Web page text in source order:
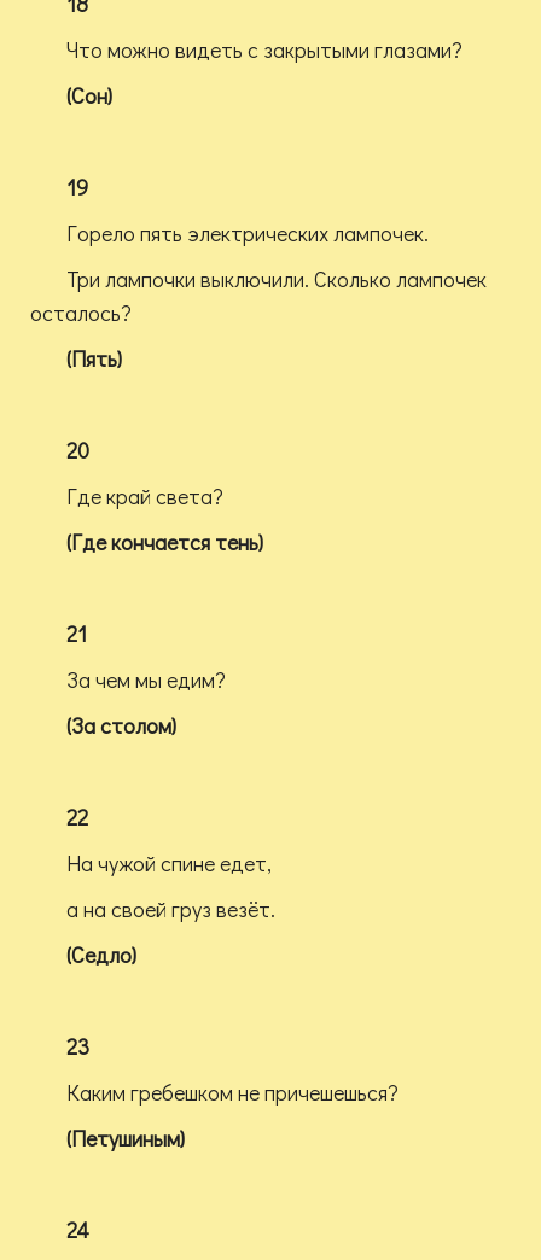
Что можно видеть с закрытыми глазами?
(Сон)
19
Горело пять электрических лампочек.
Три лампочки выключили. Сколько лампочек
осталось?
(Пять)
20
Где край света?
(Где кончается тень)
21
За чем мы едим?
(За столом)
22
На чужой спине едет,
а на своей груз везёт.
(Седло)
23
Каким гребешком не причешешься?
(Петушиным)
24